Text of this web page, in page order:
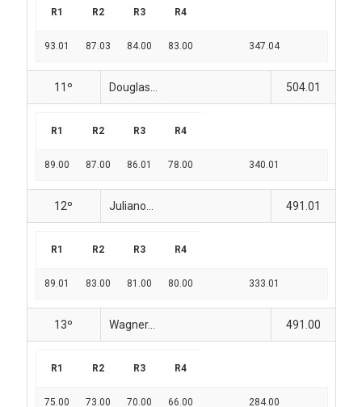
R1 R2 R3 R4
93.01 87.03 84.00 83.00 347.04
11º Douglas... 504.01
R1 R2 R3 R4
89.00 87.00 86.01 78.00 340.01
12º Juliano... 491.01
R1 R2 R3 R4
89.01 83.00 81.00 80.00 333.01
13º Wagner... 491.00
R1 R2 R3 R4
75.00 73.00 70.00 66.00 284.00